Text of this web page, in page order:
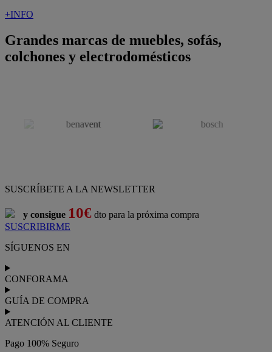
+INFO
Grandes marcas de muebles, sofás,
colchones y electrodomésticos
SUSCRÍBETE A LA NEWSLETTER
y consigue 10€ dto para la próxima compra
SUSCRIBIRME
SÍGUENOS EN
CONFORAMA
GUÍA DE COMPRA
ATENCIÓN AL CLIENTE
Pago 100% Seguro